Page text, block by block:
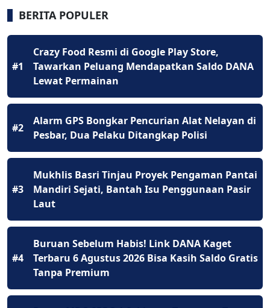
BERITA POPULER
#1
Crazy Food Resmi di Google Play Store,
Tawarkan Peluang Mendapatkan Saldo DANA
Lewat Permainan
#2
Alarm GPS Bongkar Pencurian Alat Nelayan di
Pesbar, Dua Pelaku Ditangkap Polisi
#3
Mukhlis Basri Tinjau Proyek Pengaman Pantai
Mandiri Sejati, Bantah Isu Penggunaan Pasir
Laut
#4
Buruan Sebelum Habis! Link DANA Kaget
Terbaru 6 Agustus 2026 Bisa Kasih Saldo Gratis
Tanpa Premium